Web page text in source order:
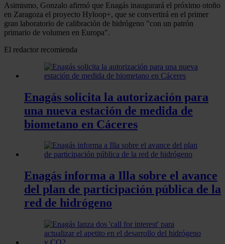
Asimismo, Gonzalo afirmó que Enagás inaugurará el próximo otoño
en Zaragoza el proyecto Hyloop+, que se convertirá en el primer
gran laboratorio de calibración de hidrógeno "con un patrón
primario de volumen en Europa".
El redactor recomienda
Enagás solicita la autorización para
una nueva estación de medida de
biometano en Cáceres
Enagás informa a Illa sobre el avance
del plan de participación pública de la
red de hidrógeno